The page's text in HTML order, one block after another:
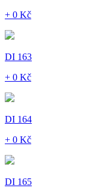
+ 0 Kč
DI 163
+ 0 Kč
DI 164
+ 0 Kč
DI 165